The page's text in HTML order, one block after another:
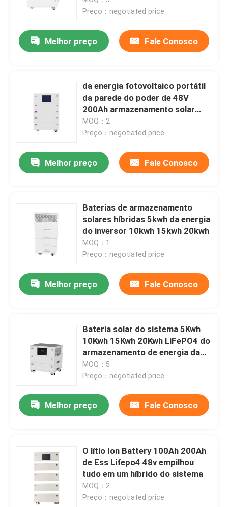
Bateria da energia da casa
Bateria do carrinho de golfe Lifepo4
Bateria do rv LiFePo4
bateria pequena do lipo
bloco da bateria de 48V LiFePO4
bateria de lítio fixada na parede
estação de energia portátil
10kwh 15kwh 20kwh
Preço：negotiated price
Melhor preço Fale Conosco
da energia fotovoltaico portátil
da parede do poder de 48V
200Ah armazenamento solar
10kWh
MOQ：2
Preço：negotiated price
Melhor preço Fale Conosco
Baterias de armazenamento
solares híbridas 5kwh da energia
do inversor 10kwh 15kwh 20kwh
MOQ：1
Preço：negotiated price
Melhor preço Fale Conosco
Bateria solar do sistema 5Kwh
10Kwh 15Kwh 20Kwh LiFePO4 do
armazenamento de energia da
casa
MOQ：5
Preço：negotiated price
Melhor preço Fale Conosco
O lítio Ion Battery 100Ah 200Ah
de Ess Lifepo4 48v empilhou
tudo em um híbrido do sistema
MOQ：2
Preço：negotiated price